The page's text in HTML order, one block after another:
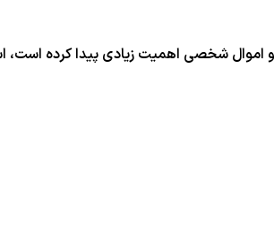
اموال شخصی اهمیت زیادی پیدا کرده است،